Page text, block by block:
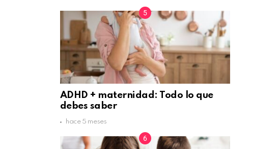
ADHD + maternidad: Todo lo que
debes saber
hace 5 meses